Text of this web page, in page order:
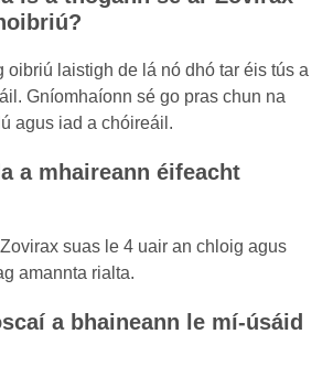
oibriú laistigh de lá nó dhó tar éis tús a
Gníomhaíonn sé go pras chun na
agus iad a chóireáil.
a mhaireann éifeacht
suas le 4 uair an chloig agus
amannta rialta.
a bhaineann le mí-úsáid